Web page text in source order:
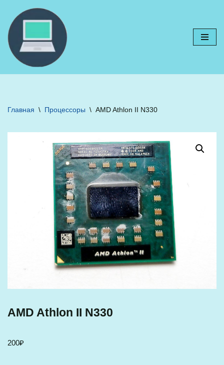
Перейти
к
содержимому
Главная \ Процессоры \ AMD Athlon II N330
AMD Athlon II N330
200₽